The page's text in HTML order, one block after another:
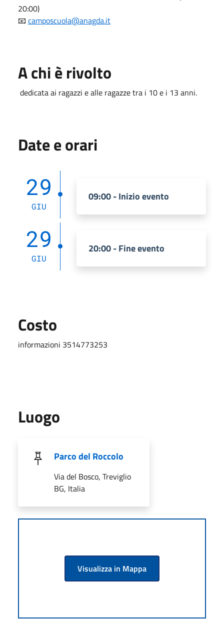
20:00)
📧 camposcuola@anagda.it
A chi è rivolto
dedicata ai ragazzi e alle ragazze tra i 10 e i 13 anni.
Date e orari
29
GIU
09:00 - Inizio evento
29
GIU
20:00 - Fine evento
Costo
informazioni 3514773253
Luogo
Parco del Roccolo
Via del Bosco, Treviglio
BG, Italia
Visualizza in Mappa